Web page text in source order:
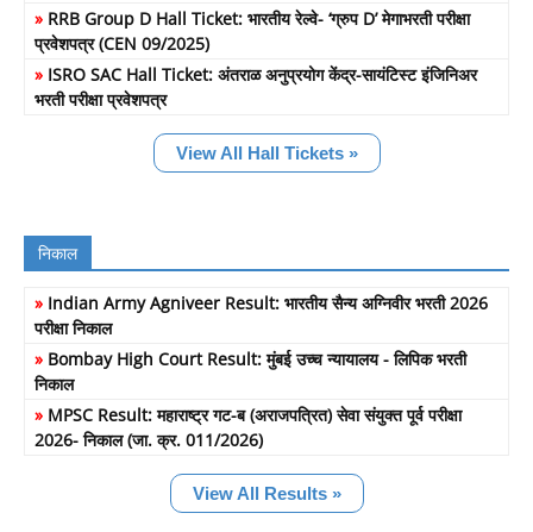
» RRB Group D Hall Ticket: भारतीय रेल्वे- ‘ग्रुप D’ मेगाभरती परीक्षा
प्रवेशपत्र (CEN 09/2025)
» ISRO SAC Hall Ticket: अंतराळ अनुप्रयोग केंद्र-सायंटिस्ट इंजिनिअर
भरती परीक्षा प्रवेशपत्र
View All Hall Tickets »
निकाल
» Indian Army Agniveer Result: भारतीय सैन्य अग्निवीर भरती 2026
परीक्षा निकाल
» Bombay High Court Result: मुंबई उच्च न्यायालय - लिपिक भरती
निकाल
» MPSC Result: महाराष्ट्र गट-ब (अराजपत्रित) सेवा संयुक्त पूर्व परीक्षा
2026- निकाल (जा. क्र. 011/2026)
View All Results »